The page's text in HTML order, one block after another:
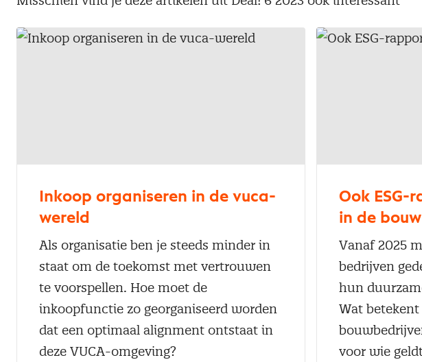
Inkoop organiseren in de vuca-
wereld
Als organisatie ben je steeds minder in
staat om de toekomst met vertrouwen
te voorspellen. Hoe moet de
inkoopfunctie zo georganiseerd worden
dat een optimaal alignment ontstaat in
deze VUCA-omgeving?
Ook ESG-
in de bouw
Vanaf 2025
bedrijven
hun
Wat
voor wie